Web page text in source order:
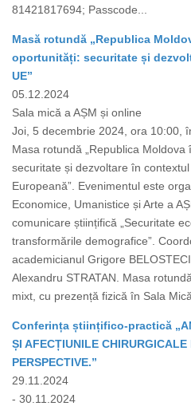
81421817694; Passcode...
Masă rotundă „Republica
oportunități: securitate și
UE”
05.12.2024
Sala mică a AȘM și online
Joi, 5 decembrie 2024, ora 10:00,
Masa rotundă „Republica
securitate și dezvoltare în
Europeană”. Evenimentul este
Economice, Umanistice și Arte a
comunicare științifică „Securitate
transformările demografice”.
academicianul Grigore
Alexandru STRATAN. Masa
mixt, cu prezență fizică în Sala
Conferința științifico-practică
ȘI AFECȚIUNILE
PERSPECTIVE.”
29.11.2024
- 30.11.2024